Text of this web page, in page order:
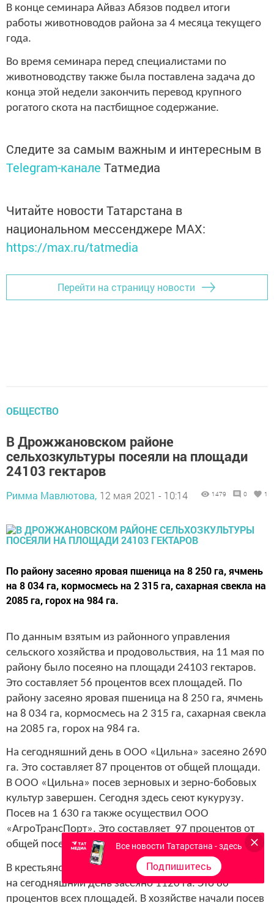
В конце семинара Айваз Абязов подвел итоги
работы животноводов района за 4 месяца текущего
года.
Во время семинара перед специалистами по
животноводству также была поставлена задача до
конца этой недели закончить перевод крупного
рогатого скота на пастбищное содержание.
Следите за самым важным и интересным в
Telegram-канале Татмедиа
Читайте новости Татарстана в
национальном мессенджере MАХ:
https://max.ru/tatmedia
Перейти на страницу новости
ОБЩЕСТВО
В Дрожжановском районе
сельхозкультуры посеяли на площади
24103 гектаров
Римма Мавлютова, 12 мая 2021 - 10:14 1479 0 1
По району засеяно яровая пшеница на 8 250 га, ячмень
на 8 034 га, кормосмесь на 2 315 га, сахарная свекла на
2085 га, горох на 984 га.
По данным взятым из районного управления
сельского хозяйства и продовольствия, на 11 мая по
району было посеяно на площади 24103 гектаров.
Это составляет 56 процентов всех площадей. По
району засеяно яровая пшеница на 8 250 га, ячмень
на 8 034 га, кормосмесь на 2 315 га, сахарная свекла
на 2085 га, горох на 984 га.
На сегодняшний день в ООО «Цильна» засеяно 2690
га. Это составляет 87 процентов от общей площади.
В ООО «Цильна» посев зерновых и зерно-бобовых
культур завершен. Сегодня здесь сеют кукурузу.
Посев на 1 630 га также осуществил ООО
«АгроТрансПорт». Это составляет 97 процентов от
общей посевной площади.
В крестьяно-фермерском хозяйстве «Низамов А.А.»
на сегодняшний день засеяно 1120 га. Это 86
процентов всех площадей. В хозяйстве начали посев
Все новости Татарстана - здесь
Подпишитесь